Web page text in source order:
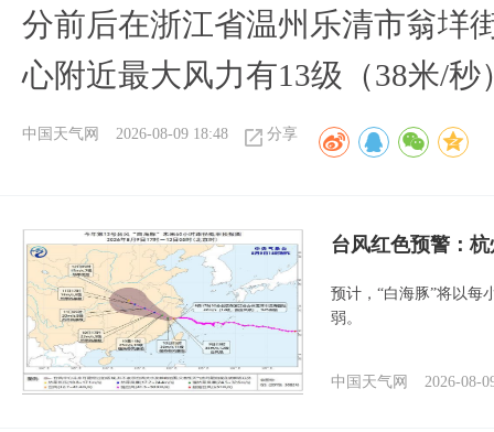
分前后在浙江省温州乐清市翁垟
心附近最大风力有13级（38米/秒
中国天气网 2026-08-09 18:48 分享
台风红色预警：
预计，“白海豚”将以每
弱。
中国天气网 2026-08-